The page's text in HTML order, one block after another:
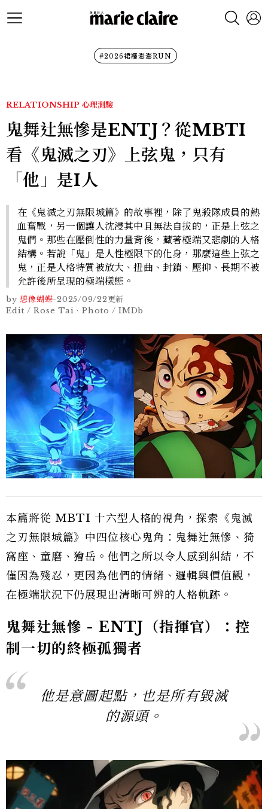
#2026裙襬澎澎RUN
RELATIONSHIP 心理測驗
鬼舞辻無慘是ENTJ？從MBTI
看《鬼滅之刃》上弦鬼，只有
「他」是I人
在《鬼滅之刃無限城篇》的故事裡，除了鬼殺隊成員的熱
血奮戰，另一個讓人沈浸其中且無法自拔的，正是上弦之
鬼們。那些在壓倒性的力量背後，藏著極端又悲劇的人格
結構。若說「鬼」是人性極限下的化身，那麼這些上弦之
鬼，正是人格特質被放大、扭曲、封鎖、壓抑、長期不被
允許後所呈現的極端樣態。
by 想像蝴蝶-2025/09/22更新
Edit / Rose Tai、Photo / IMDb
本篇將從 MBTI 十六型人格的視角，探索《鬼滅
之刃無限城篇》中四位核心鬼角：鬼舞辻無慘、猗
窩座、童磨、獪岳。他們之所以令人感到糾結，不
僅因為殘忍，更因為他們的情緒、邏輯與價值觀，
在極端狀況下仍展現出清晰可辨的人格軌跡。
鬼舞辻無慘 - ENTJ（指揮官）：控
制一切的終極孤獨者
他是意圖起點，也是所有毀滅
的源頭。